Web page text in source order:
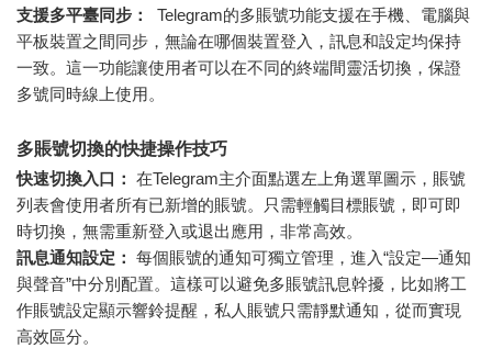
支援多平臺同步：
Telegram的多賬號功能支援在手機、電腦與
平板裝置之間同步，無論在哪個裝置登入，訊息和設定均保持
一致。這一功能讓使用者可以在不同的終端間靈活切換，保證
多號同時線上使用。
多賬號切換的快捷操作技巧
快速切換入口： 在Telegram主介面點選左上角選單圖示，賬號
列表會使用者所有已新增的賬號。只需輕觸目標賬號，即可即
時切換，無需重新登入或退出應用，非常高效。
訊息通知設定： 每個賬號的通知可獨立管理，進入“設定—通知
與聲音”中分別配置。這樣可以避免多賬號訊息幹擾，比如將工
作賬號設定顯示響鈴提醒，私人賬號只需靜默通知，從而實現
高效區分。